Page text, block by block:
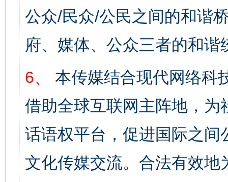
公众/民众/公民之间的和谐
府、媒体、公众三者的和谐
6、
本传媒结合现代网络科
借助全球互联网主阵地，
话语权平台，促进国际之
文化传媒交流。合法有效地